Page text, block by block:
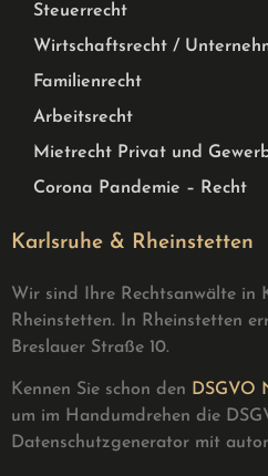
Steuerrecht
Wirtschaftsrecht /
Familienrecht
Arbeitsrecht
Mietrecht Privat und
Corona Pandemie – Recht
Karlsruhe & Rheinstetten
Wir sind Ihre Rechtsanwälte in
Rheinstetten. In Rheinstetten
Breslauer Straße 10.
Kennen Sie schon den DSGVO
um im Handumdrehen die
Datenschutzgenerator mit